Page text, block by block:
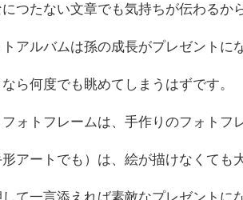
つたない文章でも気持ちが伝わるか
アルバムは孫の成長がプレゼントに
ら何度でも眺めてしまうはずです。
ォトフレームは、手作りのフォトフ
アートでも）は、絵が描けなくても
て一言添えれば素敵なプレゼントに